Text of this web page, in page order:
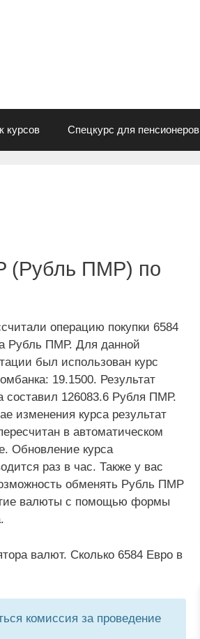
курсов Спецкурс для пенсионеров
(Рубль ПМР) по
операцию покупки 6584
Рубль ПМР. Для данной
был использован курс
19.1500. Результат
составил 126083.6 Рубля ПМР.
изменения курса результат
в автоматическом
Обновление курса
раз в час. Также у вас
обменять Рубль ПМР
валюты с помощью формы
валют. Сколько 6584 Евро в
комиссия за проведение